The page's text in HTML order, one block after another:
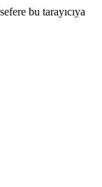
bu tarayıcıya